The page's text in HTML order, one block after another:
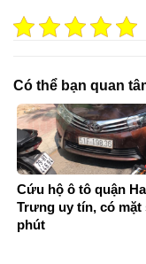
Có thể bạn quan
Cứu hộ ô tô quận
Trưng uy tín, có mặt
phút